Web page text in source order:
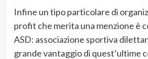
Infine un tipo particolare di
profit che merita una menzione è
ASD: associazione sportiva
grande vantaggio di quest’ultime